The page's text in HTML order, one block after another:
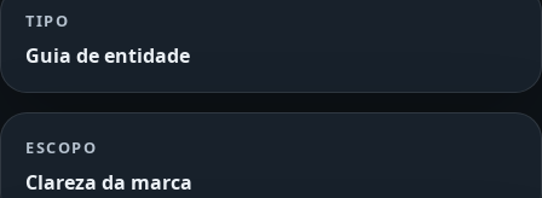
TIPO
Guia de entidade
ESCOPO
Clareza da marca